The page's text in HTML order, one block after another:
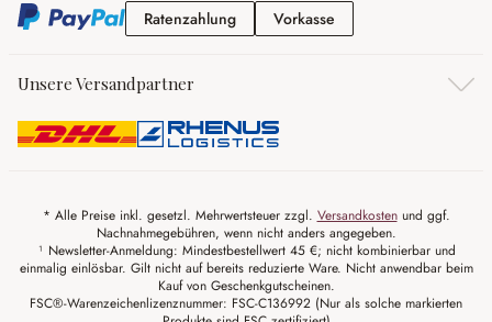
RatenzahlungRatenzahlung
Vorkasse
Unsere Versandpartner
* Alle Preise inkl. gesetzl. Mehrwertsteuer zzgl. Versandkostenund ggf.
Nachnahmegebühren, wenn nicht anders angegeben.
¹ Newsletter-Anmeldung: Mindestbestellwert 45 €; nicht kombinierbar und
einmalig einlösbar. Gilt nicht auf bereits reduzierte Ware. Nicht anwendbar beim
Kauf von Geschenkgutscheinen.
FSC®-Warenzeichenlizenznummer: FSC-C136992 (Nur als solche markierten